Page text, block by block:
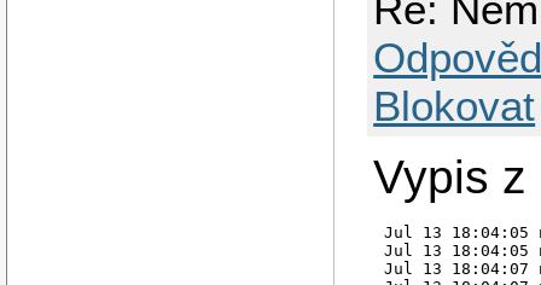
Blokovat
Vypis z
Jul 13 18:04:05
Jul 13 18:04:05
Jul 13 18:04:07